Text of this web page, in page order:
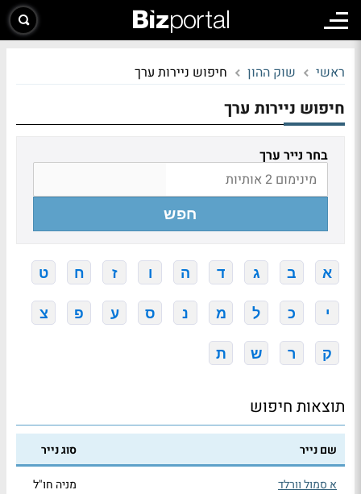
ראשי שוק ההון חיפוש ניירות ערך
חיפוש ניירות ערך
בחר נייר ערך
חפש
א ב ג ד ה ו ז ח ט
י כ ל מ נ ס ע פ צ
ק ר ש ת
תוצאות חיפוש
שם נייר סוג נייר
א סמול וורלד מניה חו"ל